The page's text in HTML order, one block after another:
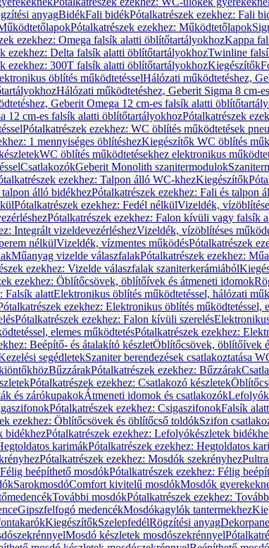
anyagBidékFali bidékPótalkatrészek ezekhez: Fali
Pótalkatrészek ezekhez: Működtetőlapok
ezekhez: Omega falsík alatti öblítőtartályokhozKappa
ezekhez: Delta falsík alatti öblítőtartályokhozTwinline
ezekhez: 300T falsík alatti öblítőtartályokhozKiegészítők
öblítés működtetésselHálózati működtetéshez,
Hálózati működtetéshez, Geberit Sigma 8 cm-
Geberit Omega 12 cm-es falsík alatti
12 cm-es falsík alatti öblítőtartályokhozPótalkatrészek
Pótalkatrészek ezekhez: WC öblítés működtetések
1 mennyiséges öblítéshezKiegészítők WC öblítés
WC öblítés működtetésekhez elektronikus
CsatlakozókGeberit Monolith szanitermodulok
ezekhez: Talpon álló WC-khezKiegészítők
talpon álló bidékhezPótalkatrészek ezekhez: Fali és talpon
Pótalkatrészek ezekhez: Fedél nélkülVizeldék,
Pótalkatrészek ezekhez: Falon kívüli vagy falsík
Integrált vizeldevezérléshezVizeldék, vízöblítéses
nélkülVizeldék, vízmentes működésPótalkatrészek
Műanyag vizelde válaszfalakPótalkatrészek ezekhez:
ezekhez: Vizelde válaszfalak szaniterkerámiából
ezekhez: Öblítőcsövek, öblítőívek és átmeneti idomok
Falsík alattElektronikus öblítés működtetéssel, hálózati
ezekhez: Elektronikus öblítés működtetéssel,
Pótalkatrészek ezekhez: Falon kívüli szerelés
elemes működtetésPótalkatrészek ezekhez:
Beépítő- és átalakító készletÖblítőcsövek, öblítőívek
segédletekSzaniter berendezések csatlakoztatása
BűzzárakPótalkatrészek ezekhez: Bűzzárak
Pótalkatrészek ezekhez: Csatlakozó készletek
és zárókupakokÁtmeneti idomok és csatlakozók
Pótalkatrészek ezekhez: CsigaszifonokFalsík
ezekhez: Öblítőcsövek és öblítőcső toldókSzifon
bidékhezPótalkatrészek ezekhez: Lefolyókészletek
karimákPótalkatrészek ezekhez: Hegtoldatos
Pótalkatrészek ezekhez: Mosdók szekrényhez
Félig beépíthető mosdókPótalkatrészek ezekhez: Félig
SarokmosdóComfort kivitelű mosdókMosdók
További mosdókPótalkatrészek ezekhez:
Gipszfelfogó medencékMosdókagylók tantermekhez
KiegészítőkSzelepfedélRögzítési anyag
Mosdó készletek mosdószekrénnyel